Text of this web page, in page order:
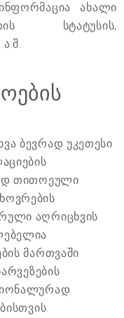
ახალი
სტატუსის,
ბევრად უკეთესი
თითოეული
აღრიცხვის
მართვაში